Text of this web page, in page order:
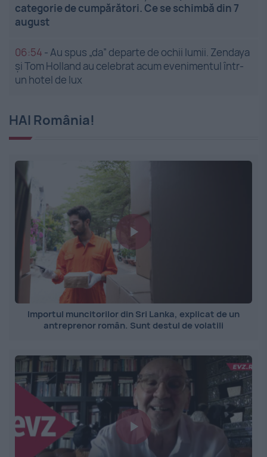
categorie de cumpărători. Ce se schimbă din 7
august
06:54 -Au spus „da” departe de ochii lumii. Zendaya
și Tom Holland au celebrat acum evenimentul într-
un hotel de lux
HAI România!
Importul muncitorilor din Sri Lanka, explicat de un
antreprenor român. Sunt destul de volatili